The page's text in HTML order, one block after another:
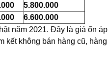
5.800.000
6.600.000
năm 2021. Đây là giá ổn
kết không bán hàng cũ,